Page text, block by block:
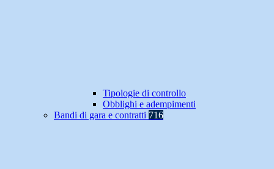
Tipologie di controllo
Obblighi e adempimenti
Bandi di gara e contratti 716